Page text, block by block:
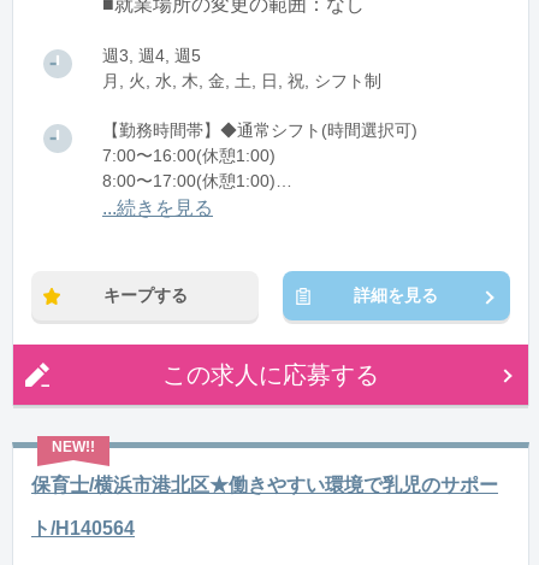
■就業場所の変更の範囲：なし
週3, 週4, 週5
月, 火, 水, 木, 金, 土, 日, 祝, シフト制
【勤務時間帯】◆通常シフト(時間選択可)
7:00〜16:00(休憩1:00)
8:00〜17:00(休憩1:00)
12:00〜21:00(休憩1:00)
...続きを見る
キープする 詳細を見る
この求人に応募する
保育士/横浜市港北区★働きやすい環境で乳児のサポー
ト/H140564